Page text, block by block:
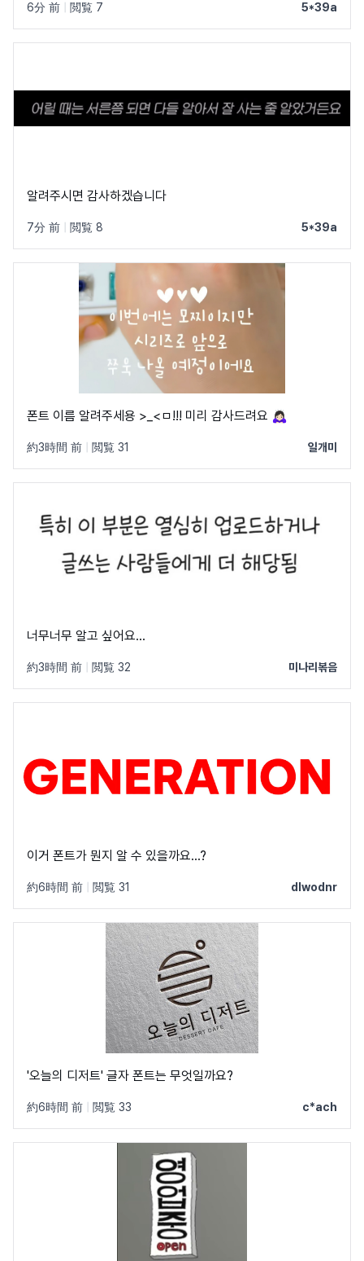
6分 前 閲覧 7 5*39a
알려주시면 감사하겠습니다
7分 前 閲覧 8 5*39a
폰트 이름 알려주세용 >_<ㅁ!!! 미리 감사드려요 🙇🏻‍♀️
約3時間 前 閲覧 31 일개미
너무너무 알고 싶어요...
約3時間 前 閲覧 32 미나리볶음
이거 폰트가 뭔지 알 수 있을까요...?
約6時間 前 閲覧 31 dlwodnr
'오늘의 디저트' 글자 폰트는 무엇일까요?
約6時間 前 閲覧 33 c*ach